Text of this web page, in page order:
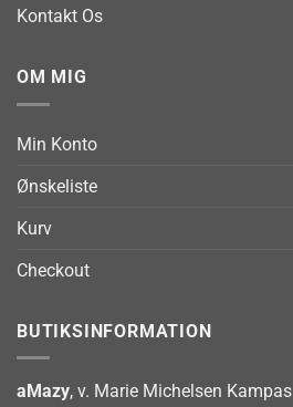
Kontakt Os
OM MIG
Min Konto
Ønskeliste
Kurv
Checkout
BUTIKSINFORMATION
aMazy, v. Marie Michelsen Kampas